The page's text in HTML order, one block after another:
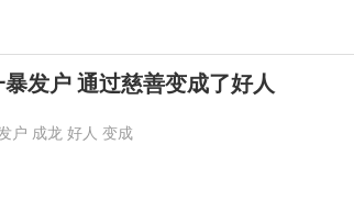
发户 通过慈善变成了好人
户 成龙 好人 变成